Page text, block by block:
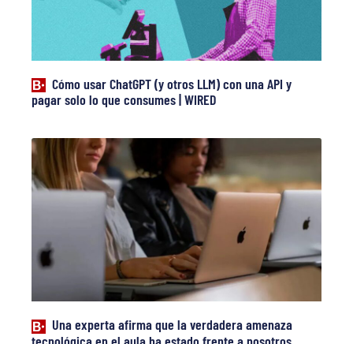
Cómo usar ChatGPT (y otros LLM) con una API y
pagar solo lo que consumes | WIRED
Una experta afirma que la verdadera amenaza